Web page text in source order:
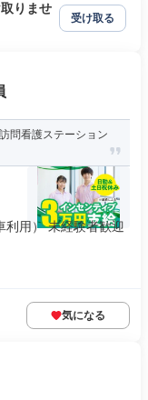
りませ
受け取る
問看護ステーション
利用） 未経験者歓迎
気になる